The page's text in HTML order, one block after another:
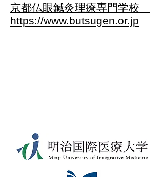
​京都仏眼鍼灸理療専門学校
https://www.butsugen.or.jp